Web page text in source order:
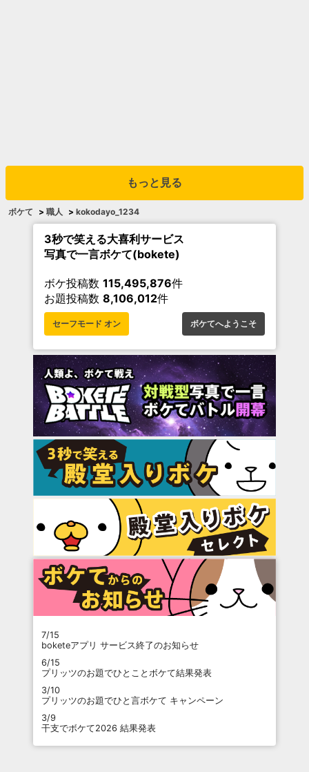
もっと見る
ボケて > 職人 > kokodayo_1234
3秒で笑える大喜利サービス
写真で一言ボケて(bokete)
ボケ投稿数 115,495,876件
お題投稿数 8,106,012件
セーフモード オン ボケてへようこそ
7/15
boketeアプリ サービス終了のお知らせ
6/15
プリッツのお題でひとことボケて結果発表
3/10
プリッツのお題でひと言ボケて キャンペーン
3/9
干支でボケて2026 結果発表